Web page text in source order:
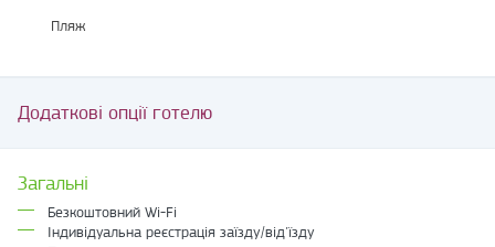
Пляж
Додаткові опції готелю
Загальні
Безкоштовний Wi-Fi
Індивідуальна реєстрація заїзду/від'їзду